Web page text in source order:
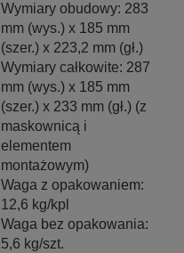
Wymiary obudowy: 283
mm (wys.) x 185 mm
(szer.) x 223,2 mm (gł.)
Wymiary całkowite: 287
mm (wys.) x 185 mm
(szer.) x 233 mm (gł.) (z
maskownicą i
elementem
montażowym)
Waga z opakowaniem:
12,6 kg/kpl
Waga bez opakowania:
5,6 kg/szt.